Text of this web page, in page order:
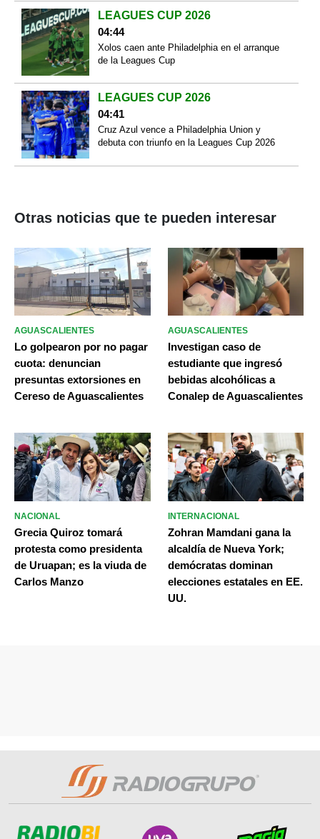
LEAGUES CUP 2026
04:44
Xolos caen ante Philadelphia en el arranque
de la Leagues Cup
LEAGUES CUP 2026
04:41
Cruz Azul vence a Philadelphia Union y
debuta con triunfo en la Leagues Cup 2026
Otras noticias que te pueden interesar
AGUASCALIENTES
Lo golpearon por no pagar
cuota: denuncian
presuntas extorsiones en
Cereso de Aguascalientes
AGUASCALIENTES
Investigan caso de
estudiante que ingresó
bebidas alcohólicas a
Conalep de Aguascalientes
NACIONAL
Grecia Quiroz tomará
protesta como presidenta
de Uruapan; es la viuda de
Carlos Manzo
INTERNACIONAL
Zohran Mamdani gana la
alcaldía de Nueva York;
demócratas dominan
elecciones estatales en EE.
UU.